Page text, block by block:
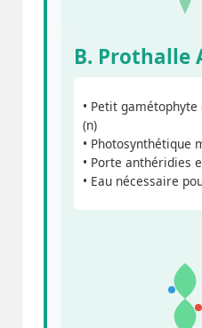
B. Prothalle
• Petit
(n)
• Photosynthétique
• Porte anthéridies
• Eau nécessaire